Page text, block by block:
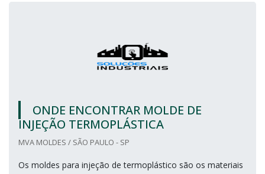
ONDE ENCONTRAR MOLDE DE
INJEÇÃO TERMOPLÁSTICA
MVA MOLDES / SÃO PAULO - SP
Os moldes para injeção de termoplástico são os materiais